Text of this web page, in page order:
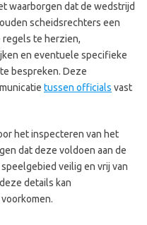
waarborgen dat de wedstrijd
scheidsrechters een
regels te herzien,
en eventuele specifieke
bespreken. Deze
tussen officials vast
het inspecteren van het
dat deze voldoen aan de
veilig en vrij van
details kan